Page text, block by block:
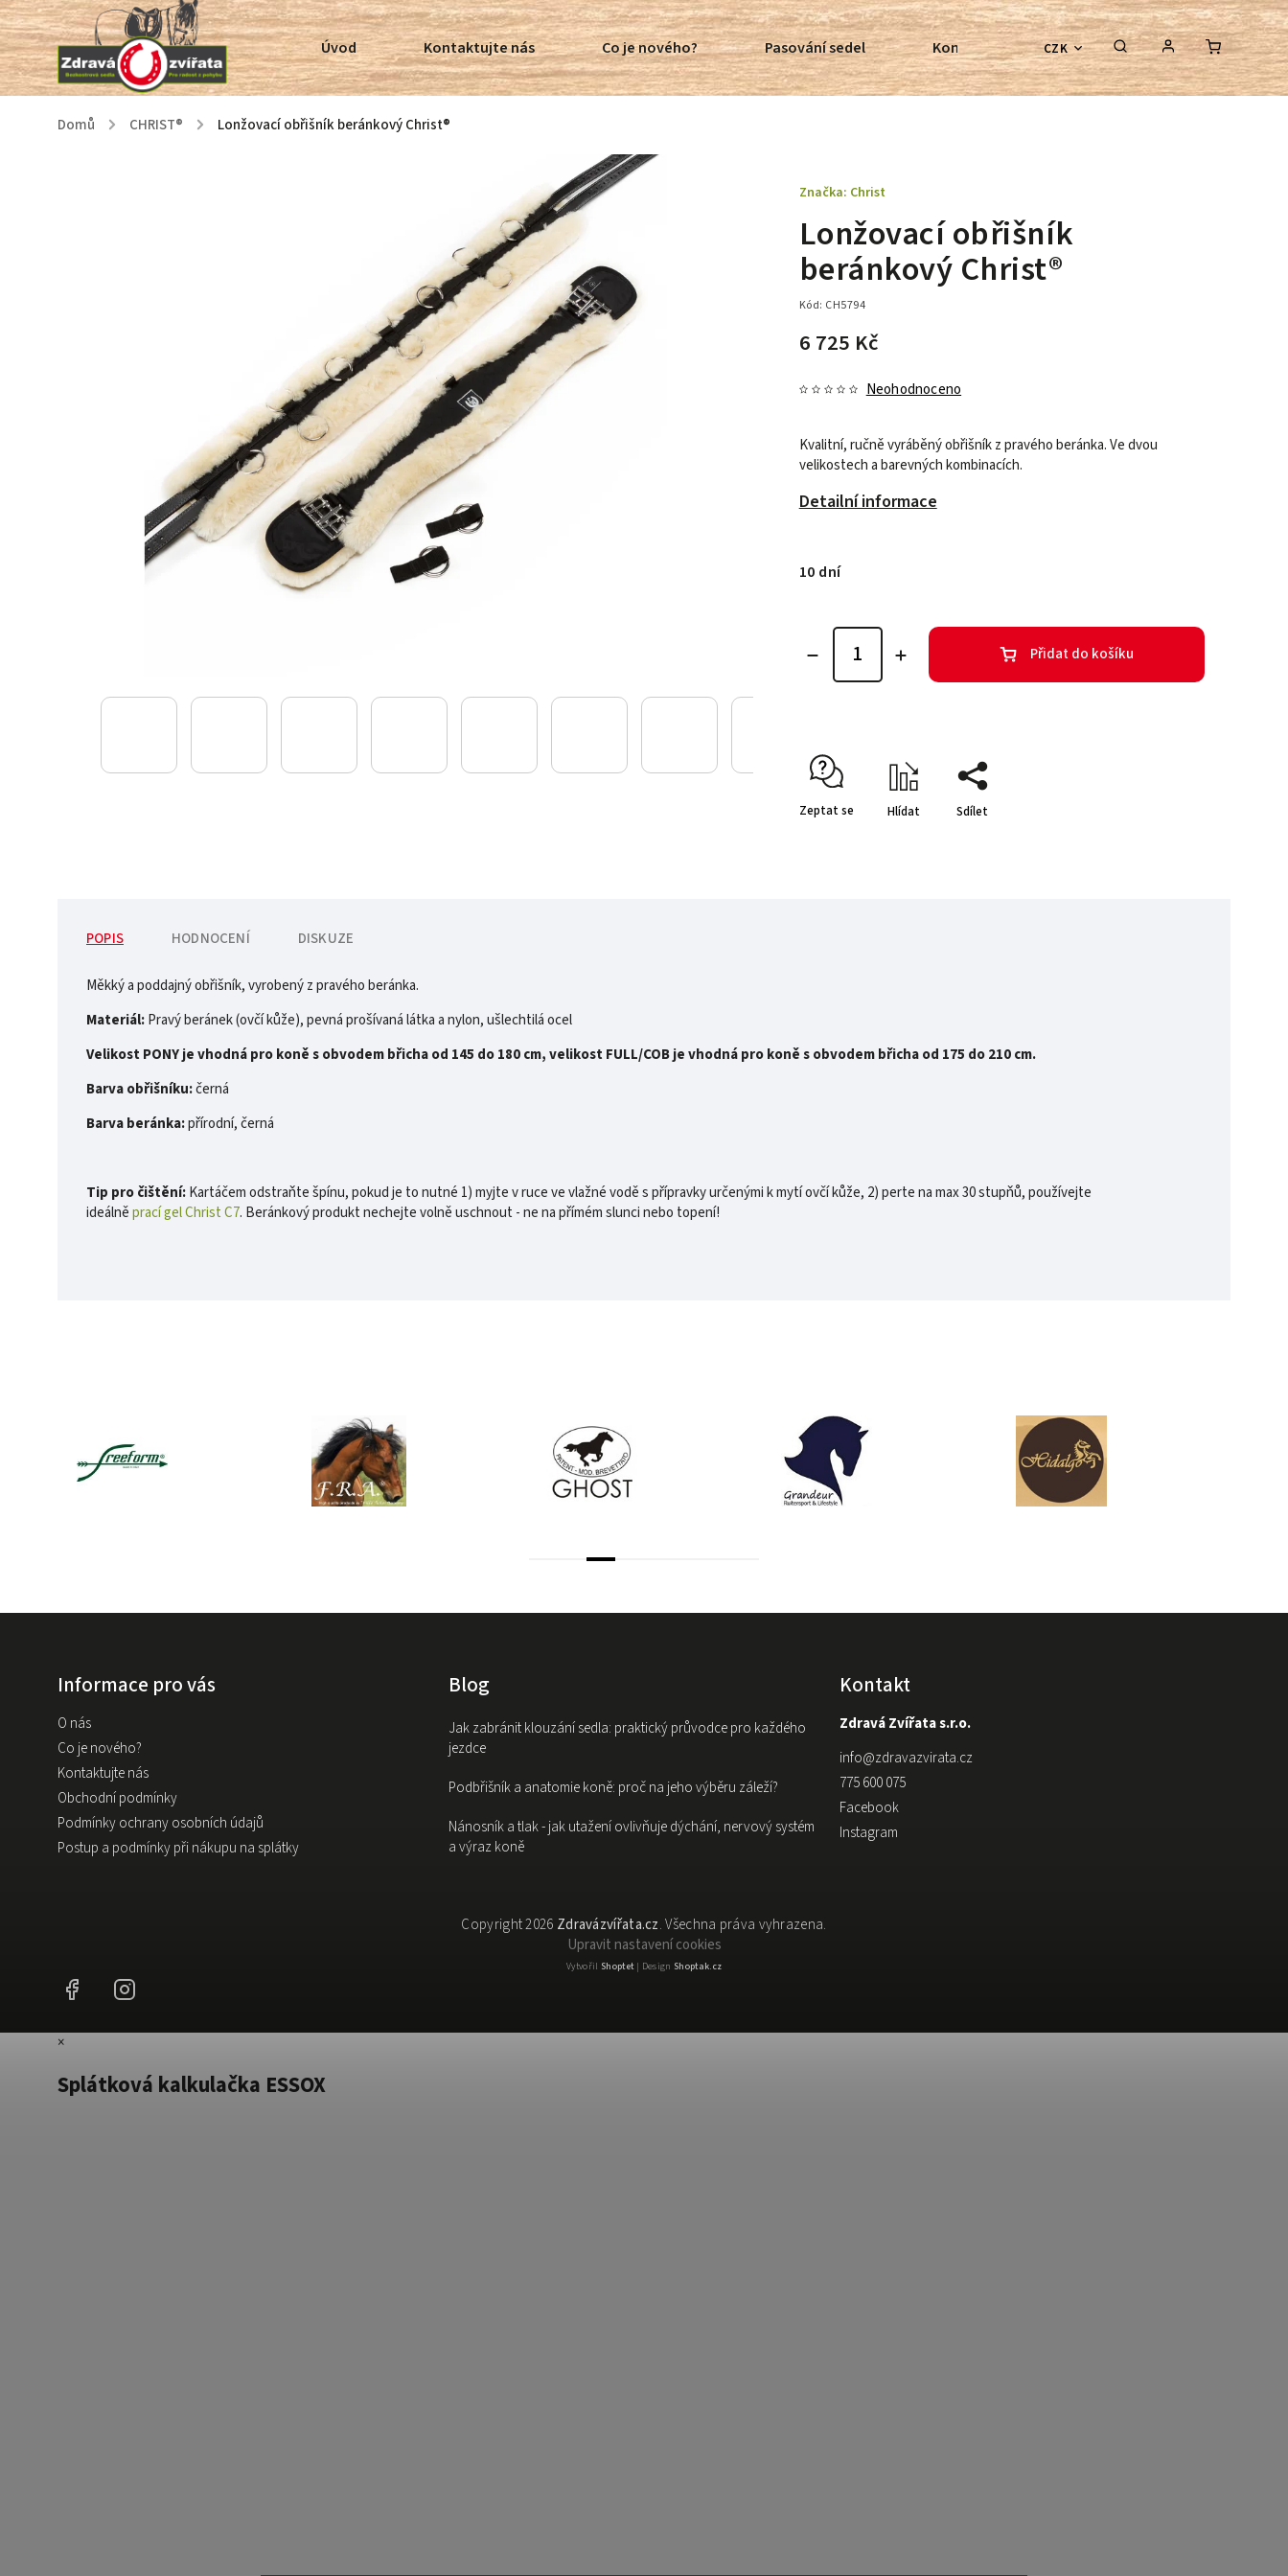
CZK
Úvod Kontaktujte nás Co je nového? Pasování sedel Kontroly bezkostrových sedel Poradenství
Domů / CHRIST® / Lonžovací obřišník beránkový Christ®
Lonžovací obřišník
beránkový Christ®
Kód: CH5794
6 725 Kč
Neohodnoceno
Kvalitní, ručně vyráběný obřišník z pravého beránka. Ve dvou
velikostech a barevných kombinacích.
Detailní informace
Značka: Christ
10 dní
Přidat do košíku
Zeptat se Hlídat Sdílet
POPIS HODNOCENÍ DISKUZE
Měkký a poddajný obřišník, vyrobený z pravého beránka.
Materiál:Pravý beránek (ovčí kůže), pevná prošívaná látka a nylon, ušlechtilá ocel
Velikost PONY je vhodná pro koně s obvodem břicha od 145 do 180 cm, velikost FULL/COB je vhodná pro koně s obvodem břicha od 175 do 210 cm.
Barva obřišníku:černá
Barva beránka:přírodní, černá
Tip pro čištění:Kartáčem odstraňte špínu, pokud je to nutné 1) myjte v ruce ve vlažné vodě s přípravky určenými k mytí ovčí kůže, 2) perte na max 30 stupňů, používejte
ideálněprací gel Christ C7. Beránkový produkt nechejte volně uschnout - ne na přímém slunci nebo topení!
Informace pro vás
O nás
Co je nového?
Kontaktujte nás
Obchodní podmínky
Podmínky ochrany osobních údajů
Postup a podmínky při nákupu na splátky
Blog
Jak zabránit klouzání sedla: praktický průvodce pro každého
jezdce
Podbřišník a anatomie koně: proč na jeho výběru záleží?
Nánosník a tlak - jak utažení ovlivňuje dýchání, nervový systém
a výraz koně
Kontakt
Zdravá Zvířata s.r.o.
info@zdravazvirata.cz
775 600 075
Facebook
Instagram
Copyright 2026 Zdravázvířata.cz. Všechna práva vyhrazena.
Upravit nastavení cookies
Vytvořil Shoptet| Design Shoptak.cz
Facebook
×
Splátková kalkulačka ESSOX